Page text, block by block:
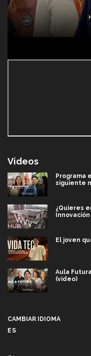
Videos
Programa
siguiente
¿Quieres
El joven
Aula
(video)
CAMBIAR IDIOMA
ES